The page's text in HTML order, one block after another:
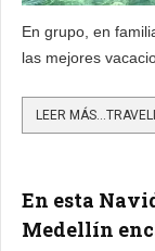
En grupo, en
las mejores
En esta
Medellín